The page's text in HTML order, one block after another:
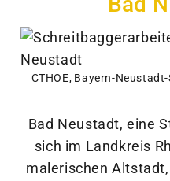
Bad Neustadt, eine
sich im Landkreis
malerischen
CTHOE, Bayern-